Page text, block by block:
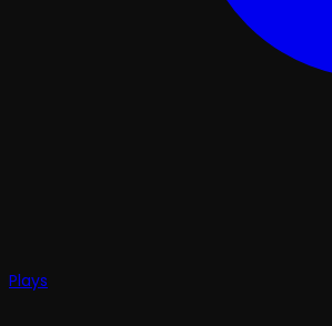
Plays